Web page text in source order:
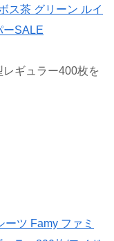
ス茶 グリーン ルイ
ーSALE
ギュラー400枚を
ーツ Famy ファミ